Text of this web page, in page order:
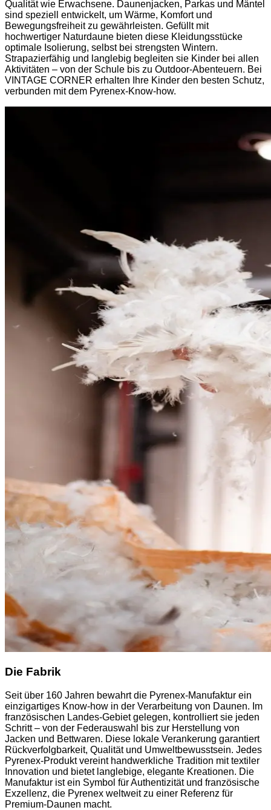
Qualität wie Erwachsene. Daunenjacken, Parkas und Mäntel
sind speziell entwickelt, um Wärme, Komfort und
Bewegungsfreiheit zu gewährleisten. Gefüllt mit
hochwertiger Naturdaune bieten diese Kleidungsstücke
optimale Isolierung, selbst bei strengsten Wintern.
Strapazierfähig und langlebig begleiten sie Kinder bei allen
Aktivitäten – von der Schule bis zu Outdoor-Abenteuern. Bei
VINTAGE CORNER erhalten Ihre Kinder den besten Schutz,
verbunden mit dem Pyrenex-Know-how.
Die Fabrik
Seit über 160 Jahren bewahrt die Pyrenex-Manufaktur ein
einzigartiges Know-how in der Verarbeitung von Daunen. Im
französischen Landes-Gebiet gelegen, kontrolliert sie jeden
Schritt – von der Federauswahl bis zur Herstellung von
Jacken und Bettwaren. Diese lokale Verankerung garantiert
Rückverfolgbarkeit, Qualität und Umweltbewusstsein. Jedes
Pyrenex-Produkt vereint handwerkliche Tradition mit textiler
Innovation und bietet langlebige, elegante Kreationen. Die
Manufaktur ist ein Symbol für Authentizität und französische
Exzellenz, die Pyrenex weltweit zu einer Referenz für
Premium-Daunen macht.